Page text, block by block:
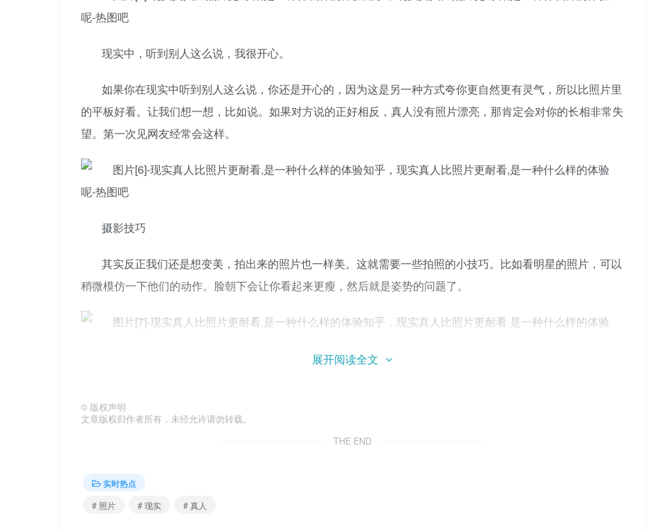
现实中，听到别人这么说，我很开心。
如果你在现实中听到别人这么说，你还是开心的，因为这是另一种方式夸你更自然更有灵气，所以比照片里
的平板好看。让我们想一想，比如说。如果对方说的正好相反，真人没有照片漂亮，那肯定会对你的长相非常失
望。第一次见网友经常会这样。
摄影技巧
其实反正我们还是想变美，拍出来的照片也一样美。这就需要一些拍照的小技巧。比如看明星的照片，可以
稍微模仿一下他们的动作。脸朝下会让你看起来更瘦，然后就是姿势的问题了。
真人比照片里的丑吗
展开阅读全文
© 版权声明
文章版权归作者所有，未经允许请勿转载。
THE END
实时热点
# 照片
# 现实 # 真人